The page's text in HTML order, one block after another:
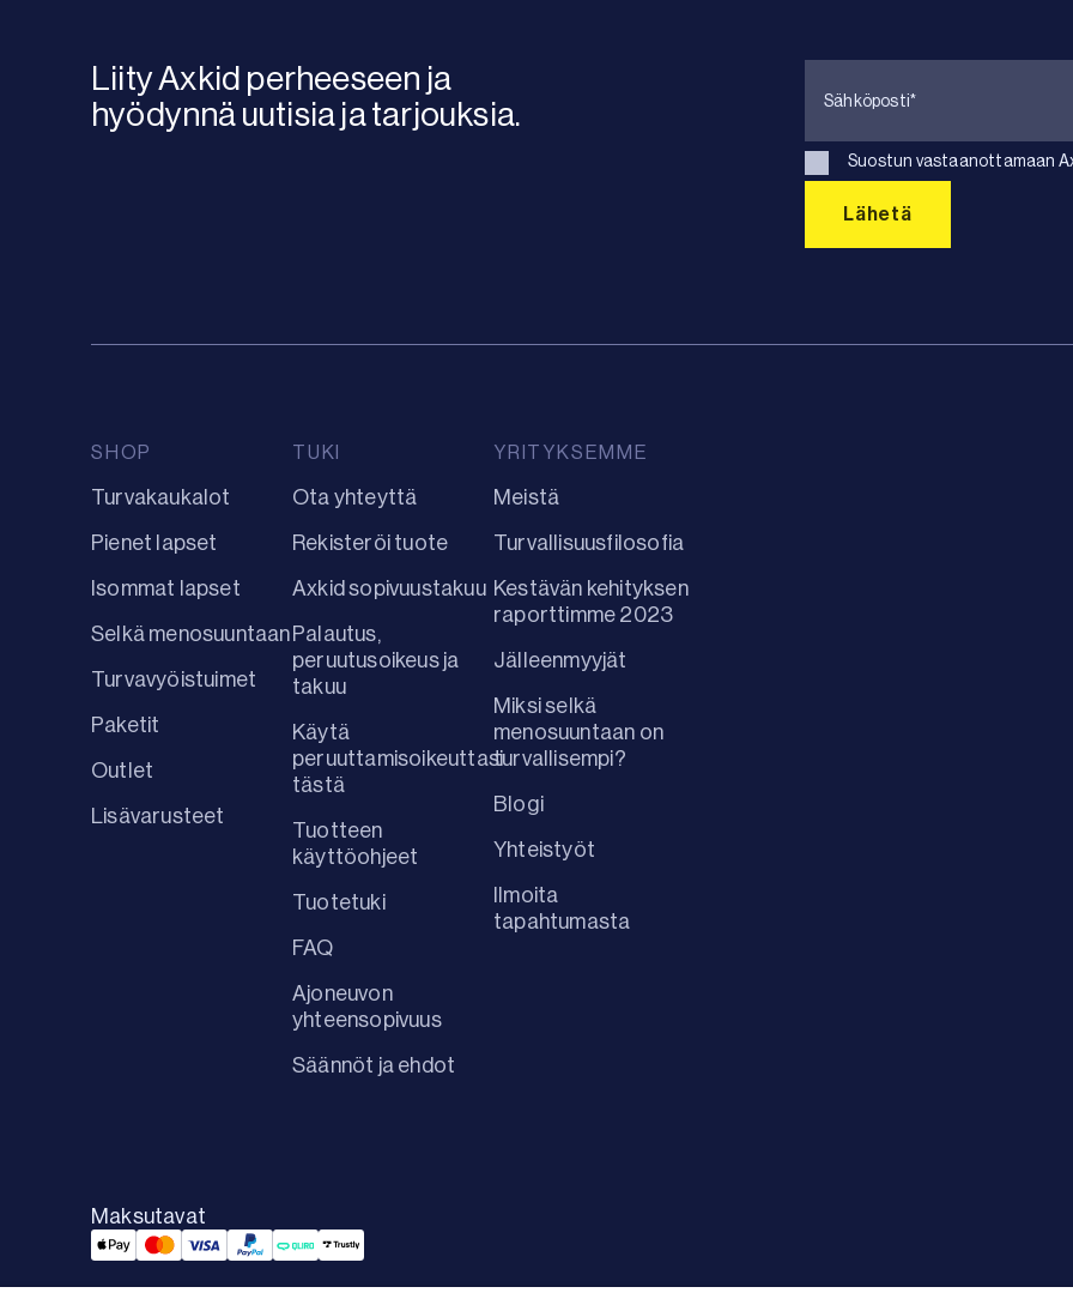
Liity Axkid perheeseen ja
hyödynnä uutisia ja tarjouksia.
Suostun vastaanottamaan
SHOP
Turvakaukalot
Pienet lapset
Isommat lapset
Selkä menosuuntaan
Turvavyöistuimet
Paketit
Outlet
Lisävarusteet
TUKI
Ota yhteyttä
Rekisteröi tuote
Axkid sopivuustakuu
Palautus,
peruutusoikeus ja
takuu
Käytä
peruuttamisoikeuttasi
tästä
Tuotteen
käyttöohjeet
Tuotetuki
FAQ
Ajoneuvon
yhteensopivuus
Säännöt ja ehdot
YRITYKSEMME
Meistä
Turvallisuusfilosofia
Kestävän kehityksen
raporttimme 2023
Jälleenmyyjät
Miksi selkä
menosuuntaan on
turvallisempi?
Blogi
Yhteistyöt
Ilmoita
tapahtumasta
Maksutavat
Applepay Payment
Mastercard Payment
Visa Payment
Paypal Payment
Qliro Payment
Trustly Payment